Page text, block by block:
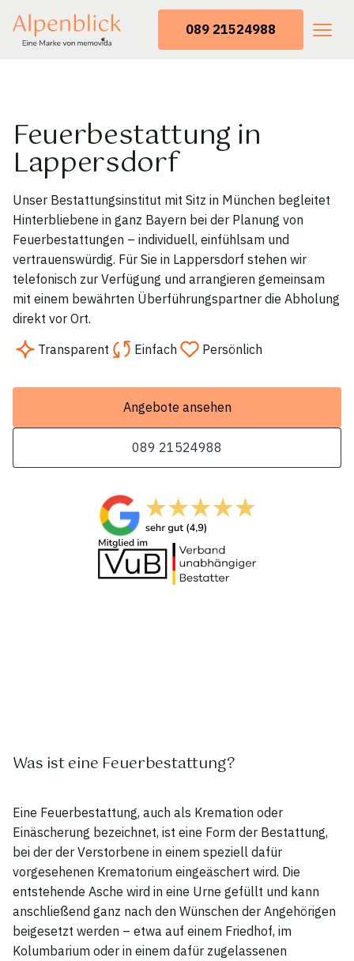
089 21524988
Feuerbestattung in
Lappersdorf
Unser Bestattungsinstitut mit Sitz in München begleitet
Hinterbliebene in ganz Bayern bei der Planung von
Feuerbestattungen – individuell, einfühlsam und
vertrauenswürdig. Für Sie in Lappersdorf stehen wir
telefonisch zur Verfügung und arrangieren gemeinsam
mit einem bewährten Überführungspartner die Abholung
direkt vor Ort.
Transparent
Einfach Persönlich
Angebote ansehen
089 21524988
Was ist eine Feuerbestattung?
Eine Feuerbestattung, auch als Kremation oder
Einäscherung bezeichnet, ist eine Form der Bestattung,
bei der der Verstorbene in einem speziell dafür
vorgesehenen Krematorium eingeäschert wird. Die
entstehende Asche wird in eine Urne gefüllt und kann
anschließend ganz nach den Wünschen der Angehörigen
beigesetzt werden – etwa auf einem Friedhof, im
Kolumbarium oder in einem dafür zugelassenen